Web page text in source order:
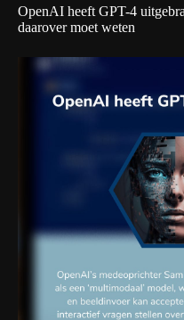
OpenAI heeft GPT-4
daarover moet weten